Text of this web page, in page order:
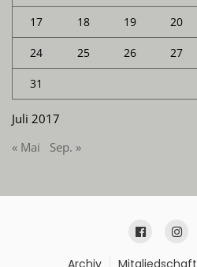
Juli 2017
17 18 19 20
24 25 26 27
31
« Mai Sep. »